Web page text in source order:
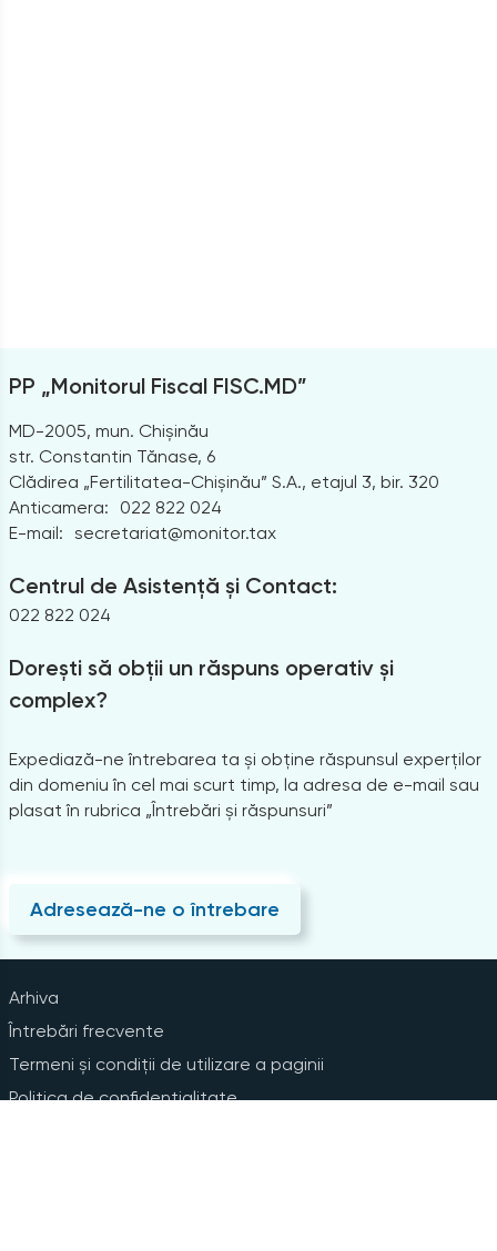
PP „Monitorul Fiscal FISC.MD”
MD-2005, mun. Chișinău
str. Constantin Tănase, 6
Clădirea „Fertilitatea-Chișinău” S.A., etajul 3, bir. 320
Anticamera:
022 822 024
E-mail: secretariat@monitor.tax
Centrul de Asistență și Contact:
022 822 024
Dorești să obții un răspuns operativ și
complex?
Expediază-ne întrebarea ta și obține răspunsul experților
din domeniu în cel mai scurt timp, la adresa de e-mail sau
plasat în rubrica „Întrebări și răspunsuri”
Adresează-ne o întrebare
Arhiva
Întrebări frecvente
Termeni și condiții de utilizare a paginii
Politica de confidențialitate